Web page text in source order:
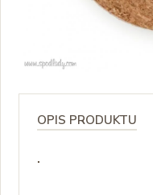
OPIS PRODUKTU
.